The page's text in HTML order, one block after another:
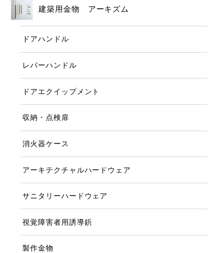
建築用金物 アーキズム
ドアハンドル
レバーハンドル
ドアエクイップメント
収納・点検扉
消火器ケース
アーキテクチャルハードウェア
サニタリーハードウェア
視覚障害者用誘導鋲
製作金物